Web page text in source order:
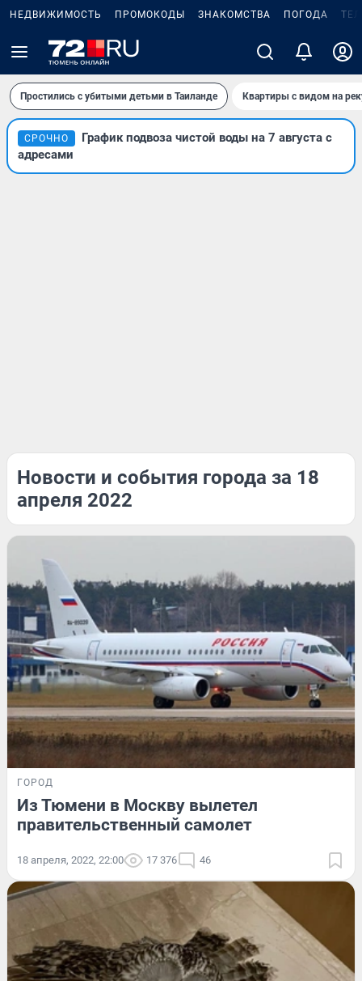
НЕДВИЖИМОСТЬ ПРОМОКОДЫ ЗНАКОМСТВА ПОГОДА
Простились с убитыми детьми в Таиланде Квартиры с видом на
СРОЧНО
График подвоза чистой воды на 7 августа с
адресами
Новости и события города за 18
апреля 2022
ГОРОД
Из Тюмени в Москву вылетел
правительственный самолет
18 апреля, 2022, 22:00 17 376 46